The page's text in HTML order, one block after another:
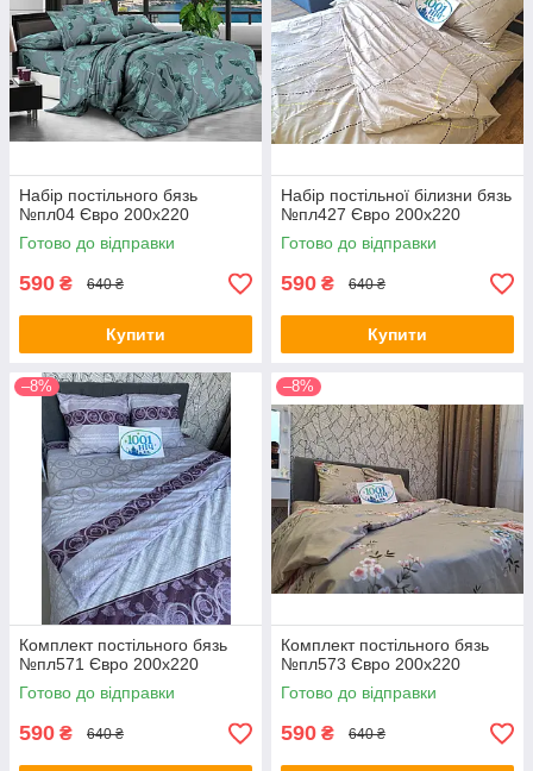
Набір постільного бязь
№пл04 Євро 200х220
Готово до відправки
590 ₴ 640 ₴
Купити
Набір постільної білизни бязь
№пл427 Євро 200х220
Готово до відправки
590 ₴ 640 ₴
Купити
–8%
Комплект постільного бязь
№пл571 Євро 200х220
Готово до відправки
590 ₴ 640 ₴
–8%
Комплект постільного бязь
№пл573 Євро 200х220
Готово до відправки
590 ₴ 640 ₴